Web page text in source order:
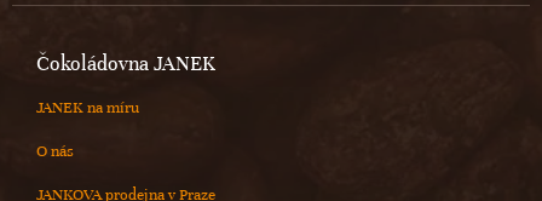
Čokoládovna JANEK
JANEK na míru
O nás
JANKOVA prodejna v Praze